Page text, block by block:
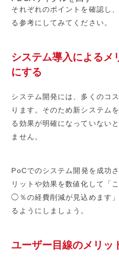
それぞれのポイントを確認し
る参考にしてみてください。
システム導入によるメ
にする
システム開発には、多くのコ
ります。そのため新システム
る効果が明確になっていない
ません。
PoCでのシステム開発を成功
リットや効果を数値化して「
◯％の経費削減が見込めます
るようにしましょう。
ユーザー目線のメリッ